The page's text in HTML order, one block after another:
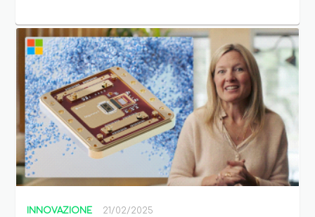
INNOVAZIONE 21/02/2025